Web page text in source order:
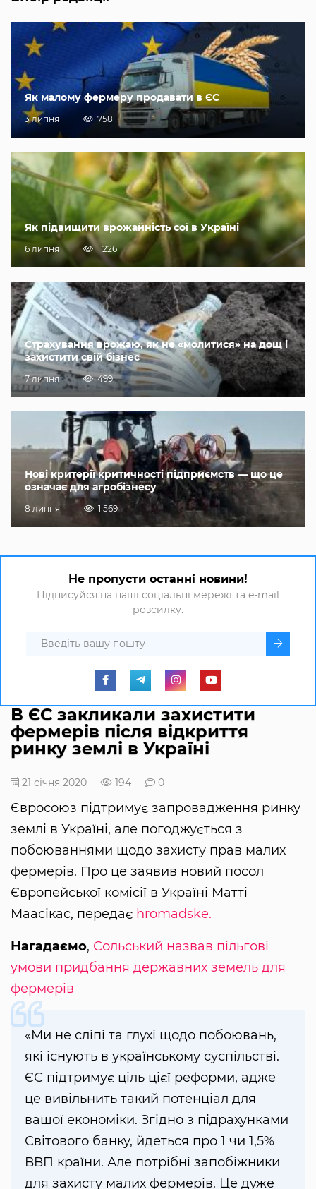
Як малому фермеру продавати в ЄС
3 липня 758
Як підвищити врожайність сої в Україні
6 липня 1 226
Страхування врожаю, як не «молитися» на дощ і
захистити свій бізнес
7 липня 499
Нові критерії критичності підприємств — що це
означає для агробізнесу
8 липня 1 569
Не пропусти останні новини!
Підписуйся на наші соціальні мережі та e-mail
розсилку.
В ЄС закликали захистити
фермерів після відкриття
ринку землі в Україні
21 січня 2020 194 0
Євросоюз підтримує запровадження ринку
землі в Україні, але погоджується з
побоюваннями щодо захисту прав малих
фермерів. Про це заявив новий посол
Європейської комісії в Україні Матті
Маасікас, передає hromadske.
Нагадаємо, Сольський назвав пільгові
умови придбання державних земель для
фермерів
«Ми не сліпі та глухі щодо побоювань,
які існують в українському суспільстві.
ЄС підтримує ціль цієї реформи, адже
це вивільнить такий потенціал для
вашої економіки. Згідно з підрахунками
Світового банку, йдеться про 1 чи 1,5%
ВВП країни. Але потрібні запобіжники
для захисту малих фермерів. Це дуже